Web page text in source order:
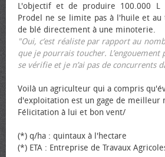
L'objectif et de produire 100.000 L
Prodel ne se limite pas à l'huile et
de blé directement à une minoterie.
"Oui, c’est réaliste par rapport au
que je pourrais toucher.
se vérifie et je n’ai pas de concurrents
Voilà un agriculteur qui a compris
d'exploitation est un gage de meilleur
Félicitation à lui et bon vent/
(*) q/ha : quintaux à l'hectare
(*) ETA : Entreprise de Travaux